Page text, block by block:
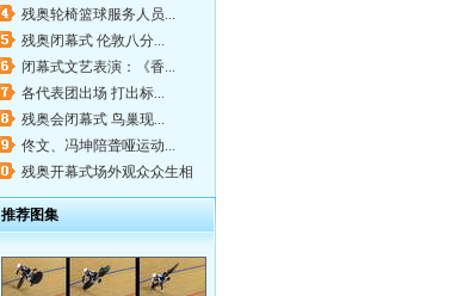
残奥轮椅篮球服务人员...
残奥闭幕式 伦敦八分...
闭幕式文艺表演：《香...
各代表团出场 打出标...
残奥会闭幕式 鸟巢现...
佟文、冯坤陪聋哑运动...
残奥开幕式场外观众众生相
推荐图集